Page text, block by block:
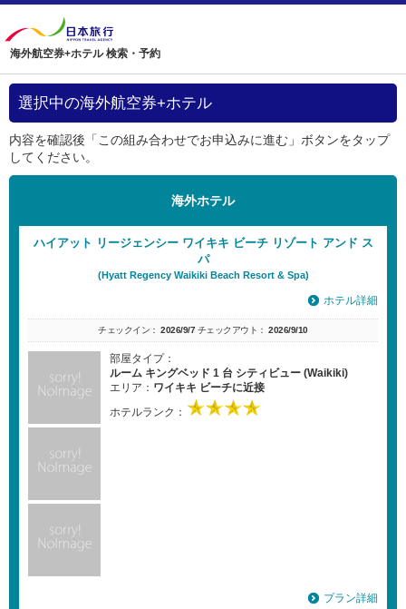
海外航空券+ホテル 検索・予約
選択中の海外航空券+ホテル
内容を確認後「この組み合わせでお申込みに進む」ボタンをタップ
してください。
海外ホテル
ハイアット リージェンシー ワイキキ ビーチ リゾート アンド ス
パ
(Hyatt Regency Waikiki Beach Resort & Spa)
ホテル詳細
チェックイン： 2026/9/7 チェックアウト： 2026/9/10
部屋タイプ：
ルーム キングベッド 1 台 シティビュー (Waikiki)
エリア： ワイキキ ビーチに近接
ホテルランク：
プラン詳細